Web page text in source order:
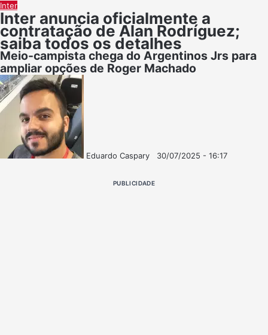
Inter
Inter anuncia oficialmente a
contratação de Alan Rodríguez;
saiba todos os detalhes
Meio-campista chega do Argentinos Jrs para
ampliar opções de Roger Machado
Eduardo Caspary
Xe-
30/07/2025 - 16:17
PUBLICIDADE